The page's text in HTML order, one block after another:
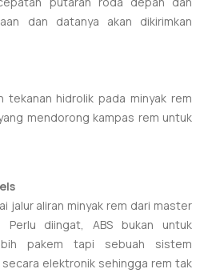
dan datanya akan dikirimkan
tekanan hidrolik pada minyak rem
mendorong kampas rem untuk
jalur aliran minyak rem dari master
diingat, ABS bukan untuk
pakem tapi sebuah sistem
elektronik sehingga rem tak